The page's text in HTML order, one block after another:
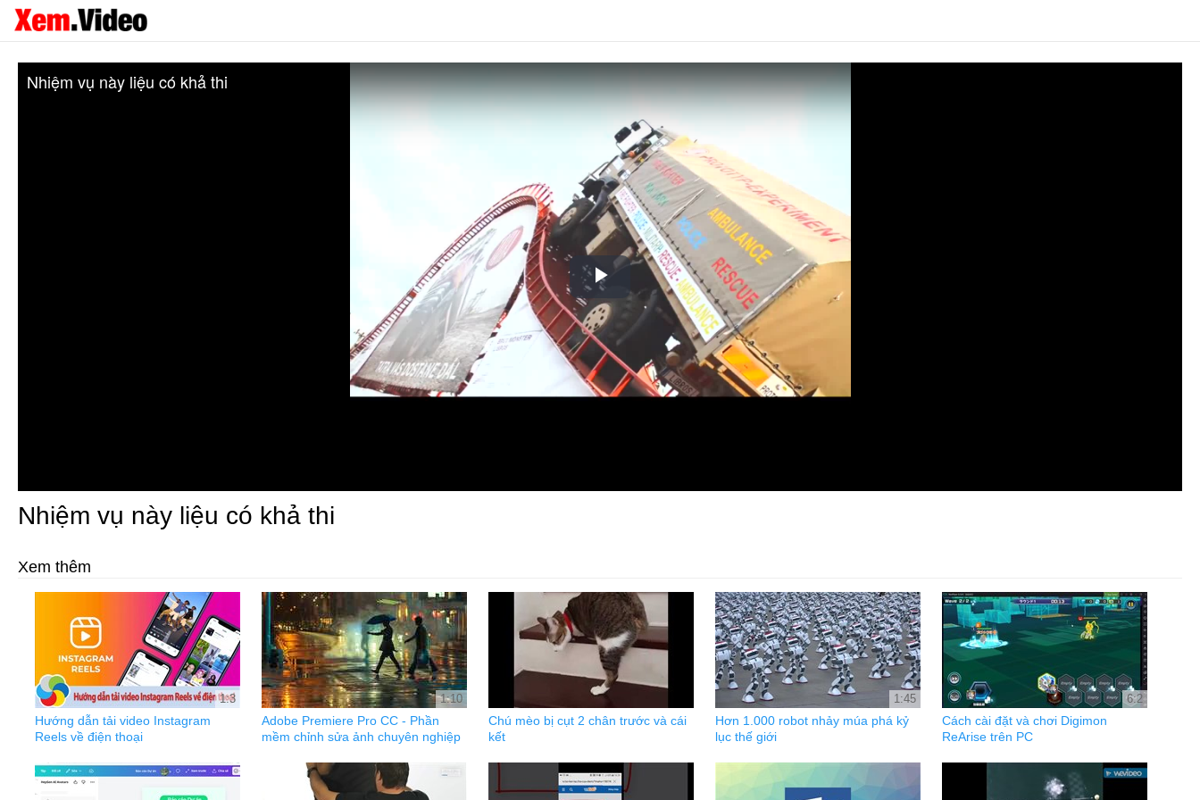
Play
Video
Nhiệm vụ này liệu có khả thi
Nhiệm vụ này liệu có khả thi
Xem thêm
1:3
Hướng dẫn tải video Instagram
Reels về điện thoại
1:10
Adobe Premiere Pro CC - Phần
mềm chỉnh sửa ảnh chuyên nghiệp
Chú mèo bị cụt 2 chân trước và cái
kết
1:45
Hơn 1.000 robot nhảy múa phá kỷ
lục thế giới
6:2
Cách cài đặt và chơi Digimon
ReArise trên PC